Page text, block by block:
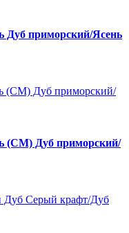
Дуб приморский/Ясень
(СМ) Дуб приморский/